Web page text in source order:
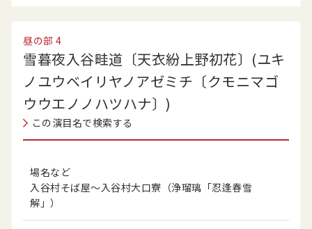
昼の部 4
雪暮夜入谷畦道〔天衣紛上野初花〕(ユキ
ノユウベイリヤノアゼミチ〔クモニマゴ
ウウエノノハツハナ〕)
この演目名で検索する
場名など
入谷村そば屋〜入谷村大口寮（浄瑠璃「忍逢春雪
解」）